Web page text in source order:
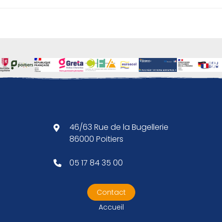
46/63 Rue de la Bugellerie
86000 Poitiers
05 17 84 35 00
Contact
Accueil